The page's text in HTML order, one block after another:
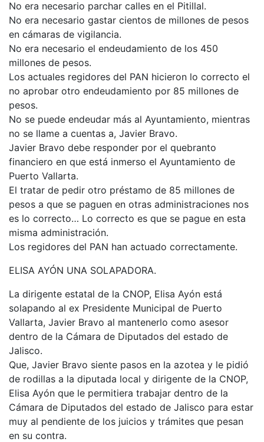
No era necesario parchar calles en el Pitillal.
No era necesario gastar cientos de millones de pesos
en cámaras de vigilancia.
No era necesario el endeudamiento de los 450
millones de pesos.
Los actuales regidores del PAN hicieron lo correcto el
no aprobar otro endeudamiento por 85 millones de
pesos.
No se puede endeudar más al Ayuntamiento, mientras
no se llame a cuentas a, Javier Bravo.
Javier Bravo debe responder por el quebranto
financiero en que está inmerso el Ayuntamiento de
Puerto Vallarta.
El tratar de pedir otro préstamo de 85 millones de
pesos a que se paguen en otras administraciones nos
es lo correcto… Lo correcto es que se pague en esta
misma administración.
Los regidores del PAN han actuado correctamente.
ELISA AYÓN UNA SOLAPADORA.
La dirigente estatal de la CNOP, Elisa Ayón está
solapando al ex Presidente Municipal de Puerto
Vallarta, Javier Bravo al mantenerlo como asesor
dentro de la Cámara de Diputados del estado de
Jalisco.
Que, Javier Bravo siente pasos en la azotea y le pidió
de rodillas a la diputada local y dirigente de la CNOP,
Elisa Ayón que le permitiera trabajar dentro de la
Cámara de Diputados del estado de Jalisco para estar
muy al pendiente de los juicios y trámites que pesan
en su contra.